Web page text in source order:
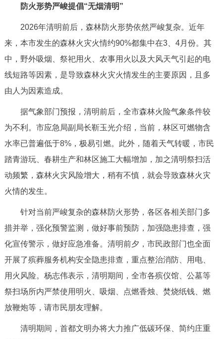
防火形势严峻提倡“无烟清明”
2026年清明前后，森林防火形势依然严峻复杂。近年
来，本市发生的森林火灾火情约90%都集中在3、4月份。其
中，野外吸烟、祭祀用火、农事用火以及大风天气引起的电
线短路等因素，是导致森林火灾火情发生的主要原因，且多
由人为因素造成。
据气象部门预报，清明前后，全市森林火险气象条件较
为不利。市应急局副局长靳玉光介绍，当前，林区可燃物含
水率已普遍低于8%，极易引燃。此外，随着天气转暖，市民
踏青游玩、春耕生产和林区施工大幅增加，加之清明祭扫活
动频繁，森林火灾风险增大，稍有不慎，就会导致森林火灾
火情的发生。
针对当前严峻复杂的森林防火形势，各区各相关部门多
措并举，强化预警监测，做好事前预防，加强隐患排查，强
化宣传警示，做好应急准备。清明前夕，市民政部门也全面
开展了殡葬服务机构安全隐患排查，重点整治消防、用电、
用火风险。杨志伟表示，清明期间，全市各殡仪馆、公墓等
祭扫场所内严禁使用明火、吸烟、点燃香烛、焚烧纸钱、燃
放鞭炮等，请市民朋友理解。
清明期间，首都文明办将大力推广低碳环保、简约庄重